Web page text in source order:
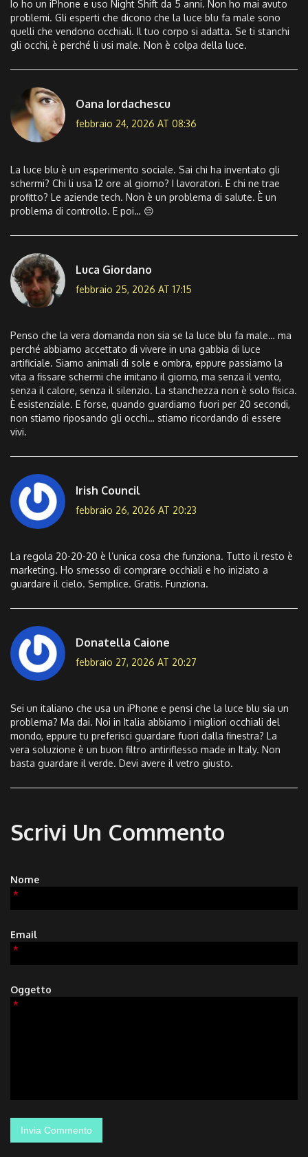
Io ho un iPhone e uso Night Shift da 5 anni. Non ho mai avuto
problemi. Gli esperti che dicono che la luce blu fa male sono
quelli che vendono occhiali. Il tuo corpo si adatta. Se ti stanchi
gli occhi, è perché li usi male. Non è colpa della luce.
Oana Iordachescu
febbraio 24, 2026 AT 08:36
La luce blu è un esperimento sociale. Sai chi ha inventato gli
schermi? Chi li usa 12 ore al giorno? I lavoratori. E chi ne trae
profitto? Le aziende tech. Non è un problema di salute. È un
problema di controllo. E poi… 😔
Luca Giordano
febbraio 25, 2026 AT 17:15
Penso che la vera domanda non sia se la luce blu fa male… ma
perché abbiamo accettato di vivere in una gabbia di luce
artificiale. Siamo animali di sole e ombra, eppure passiamo la
vita a fissare schermi che imitano il giorno, ma senza il vento,
senza il calore, senza il silenzio. La stanchezza non è solo fisica.
È esistenziale. E forse, quando guardiamo fuori per 20 secondi,
non stiamo riposando gli occhi… stiamo ricordando di essere
vivi.
Irish Council
febbraio 26, 2026 AT 20:23
La regola 20-20-20 è l’unica cosa che funziona. Tutto il resto è
marketing. Ho smesso di comprare occhiali e ho iniziato a
guardare il cielo. Semplice. Gratis. Funziona.
Donatella Caione
febbraio 27, 2026 AT 20:27
Sei un italiano che usa un iPhone e pensi che la luce blu sia un
problema? Ma dai. Noi in Italia abbiamo i migliori occhiali del
mondo, eppure tu preferisci guardare fuori dalla finestra? La
vera soluzione è un buon filtro antiriflesso made in Italy. Non
basta guardare il verde. Devi avere il vetro giusto.
Scrivi Un Commento
Nome
*
Email
*
Oggetto
*